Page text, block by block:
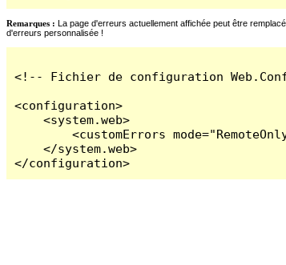
Remarques : La page d'erreurs actuellement affichée peut être
d'erreurs personnalisée !
<!-- Fichier de configuration
<configuration>
    <system.web>
<customErrors
    </system.web>
</configuration>